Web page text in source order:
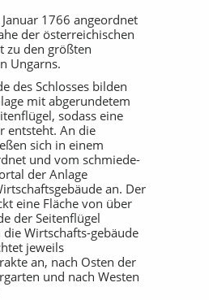
1766 angeordnet
der österreichischen
zu den größten
Ungarns.
des Schlosses bilden
mit abgerundetem
sodass eine
entsteht. An die
sich in einem
und vom schmiede-
der Anlage
an. Der
eine Fläche von über
der Seitenflügel
Wirtschafts-gebäude
jeweils
an, nach Osten der
und nach Westen